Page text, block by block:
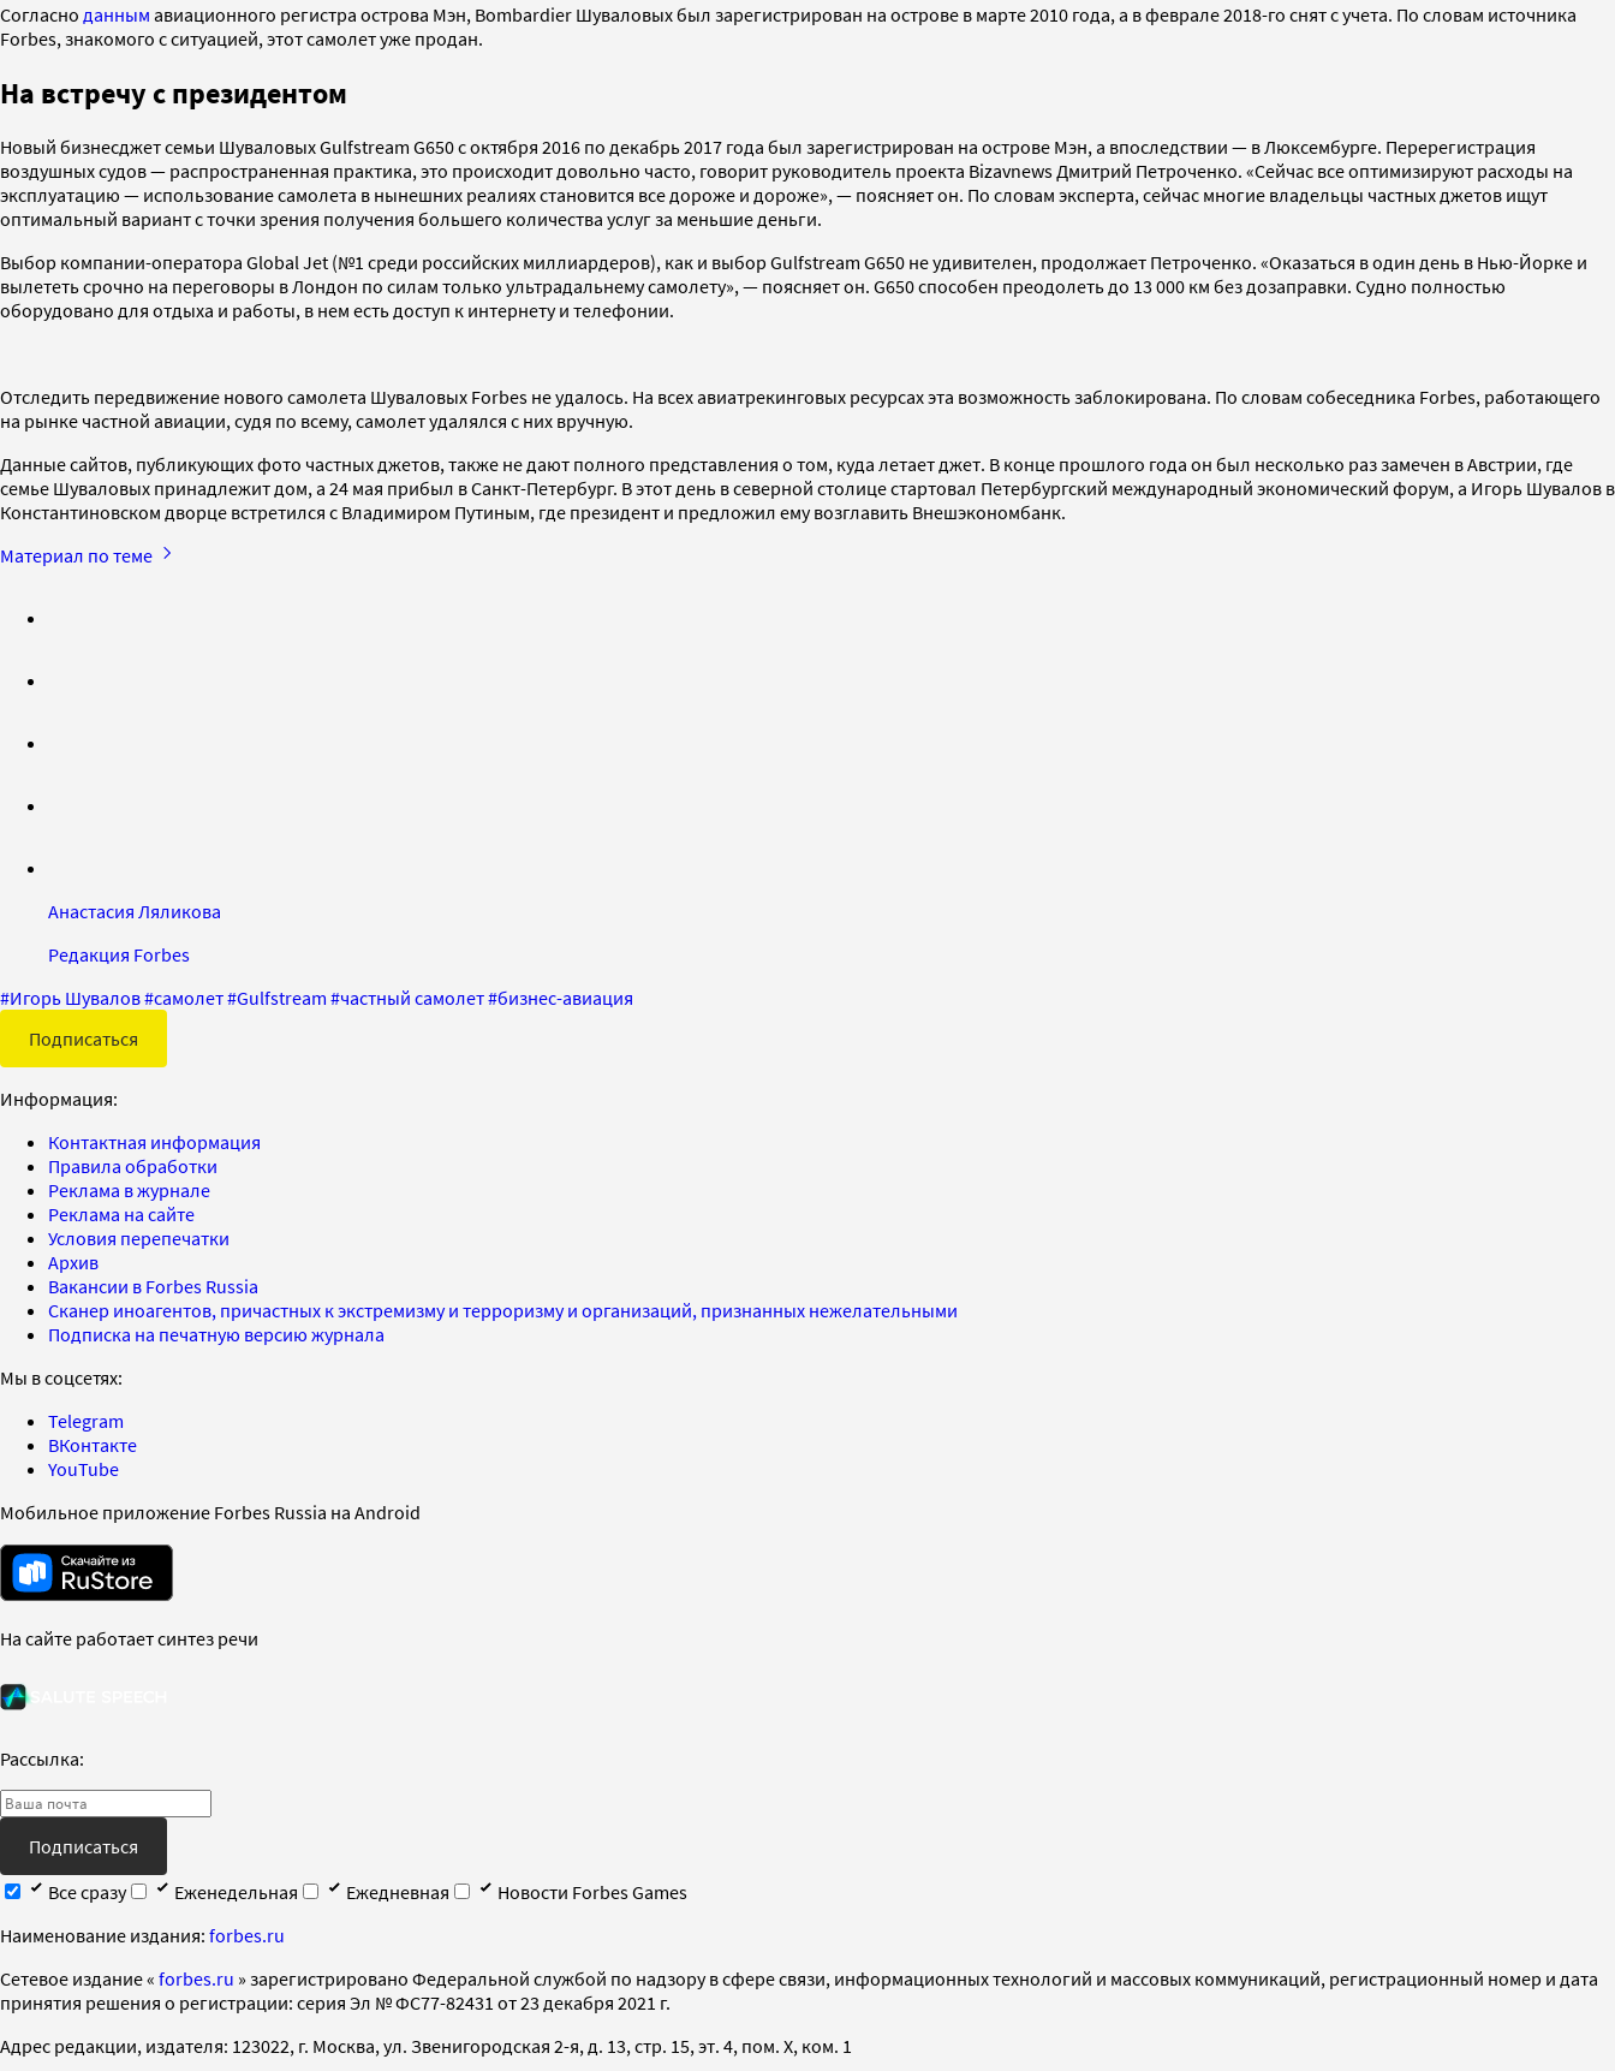
Согласно данным авиационного регистра острова Мэн, Bombardier Шуваловых был зарегистрирован на острове в марте 2010 года, а в феврале 2018-го снят с учета. По словам источника
Forbes, знакомого с ситуацией, этот самолет уже продан.
На встречу с президентом
Новый бизнесджет семьи Шуваловых Gulfstream G650 с октября 2016 по декабрь 2017 года был зарегистрирован на острове Мэн, а впоследствии — в Люксембурге. Перерегистрация
воздушных судов — распространенная практика, это происходит довольно часто, говорит руководитель проекта Bizavnews Дмитрий Петроченко. «Сейчас все оптимизируют расходы на
эксплуатацию — использование самолета в нынешних реалиях становится все дороже и дороже», — поясняет он. По словам эксперта, сейчас многие владельцы частных джетов ищут
оптимальный вариант с точки зрения получения большего количества услуг за меньшие деньги.
Выбор компании-оператора Global Jet (№1 среди российских миллиардеров), как и выбор Gulfstream G650 не удивителен, продолжает Петроченко. «Оказаться в один день в Нью-Йорке и
вылететь срочно на переговоры в Лондон по силам только ультрадальнему самолету», — поясняет он. G650 способен преодолеть до 13 000 км без дозаправки. Судно полностью
оборудовано для отдыха и работы, в нем есть доступ к интернету и телефонии.
Отследить передвижение нового самолета Шуваловых Forbes не удалось. На всех авиатрекинговых ресурсах эта возможность заблокирована. По словам собеседника Forbes, работающего
на рынке частной авиации, судя по всему, самолет удалялся с них вручную.
Данные сайтов, публикующих фото частных джетов, также не дают полного представления о том, куда летает джет. В конце прошлого года он был несколько раз замечен в Австрии, где
семье Шуваловых принадлежит дом, а 24 мая прибыл в Санкт-Петербург. В этот день в северной столице стартовал Петербургский международный экономический форум, а Игорь Шувалов в
Константиновском дворце встретился с Владимиром Путиным, где президент и предложил ему возглавить Внешэкономбанк.
Материал по теме
Анастасия Ляликова
Редакция Forbes
#Игорь Шувалов#самолет#Gulfstream #частный самолет#бизнес-авиация
Подписаться
Информация:
Контактная информация
Правила обработки
Реклама в журнале
Реклама на сайте
Условия перепечатки
Архив
Вакансии в Forbes Russia
Сканер иноагентов, причастных к экстремизму и терроризму и организаций, признанных нежелательными
Подписка на печатную версию журнала
Мы в соцсетях:
Telegram
ВКонтакте
YouTube
Мобильное приложение Forbes Russia на Android
На сайте работает синтез речи
Рассылка:
Подписаться
Все сразу
Еженедельная Ежедневная
Новости Forbes Games
Наименование издания: forbes.ru
Cетевое издание « forbes.ru » зарегистрировано Федеральной службой по надзору в сфере связи, информационных технологий и массовых коммуникаций, регистрационный номер и дата
принятия решения о регистрации: серия Эл № ФС77-82431 от 23 декабря 2021 г.
Адрес редакции, издателя: 123022, г. Москва, ул. Звенигородская 2-я, д. 13, стр. 15, эт. 4, пом. X, ком. 1